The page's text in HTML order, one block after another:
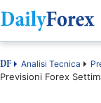
DF Analisi Tecnica
Previsioni Forex